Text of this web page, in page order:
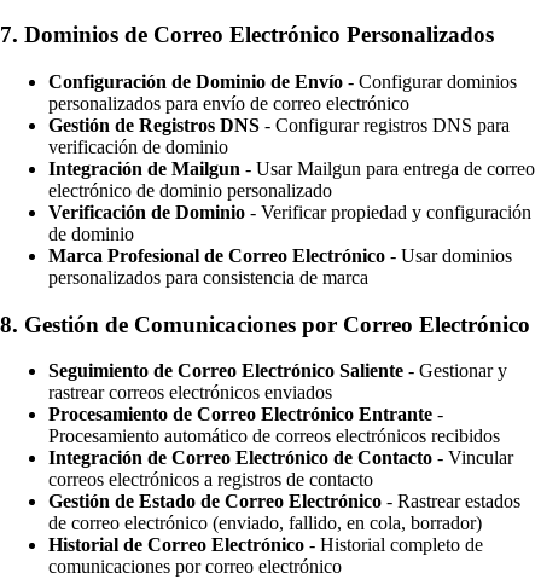
7. Dominios de Correo Electrónico Personalizados
Configuración de Dominio de Envío - Configurar dominios
personalizados para envío de correo electrónico
Gestión de Registros DNS - Configurar registros DNS para
verificación de dominio
Integración de Mailgun - Usar Mailgun para entrega de correo
electrónico de dominio personalizado
Verificación de Dominio - Verificar propiedad y configuración
de dominio
Marca Profesional de Correo Electrónico - Usar dominios
personalizados para consistencia de marca
8. Gestión de Comunicaciones por Correo Electrónico
Seguimiento de Correo Electrónico Saliente - Gestionar y
rastrear correos electrónicos enviados
Procesamiento de Correo Electrónico Entrante -
Procesamiento automático de correos electrónicos recibidos
Integración de Correo Electrónico de Contacto - Vincular
correos electrónicos a registros de contacto
Gestión de Estado de Correo Electrónico - Rastrear estados
de correo electrónico (enviado, fallido, en cola, borrador)
Historial de Correo Electrónico - Historial completo de
comunicaciones por correo electrónico